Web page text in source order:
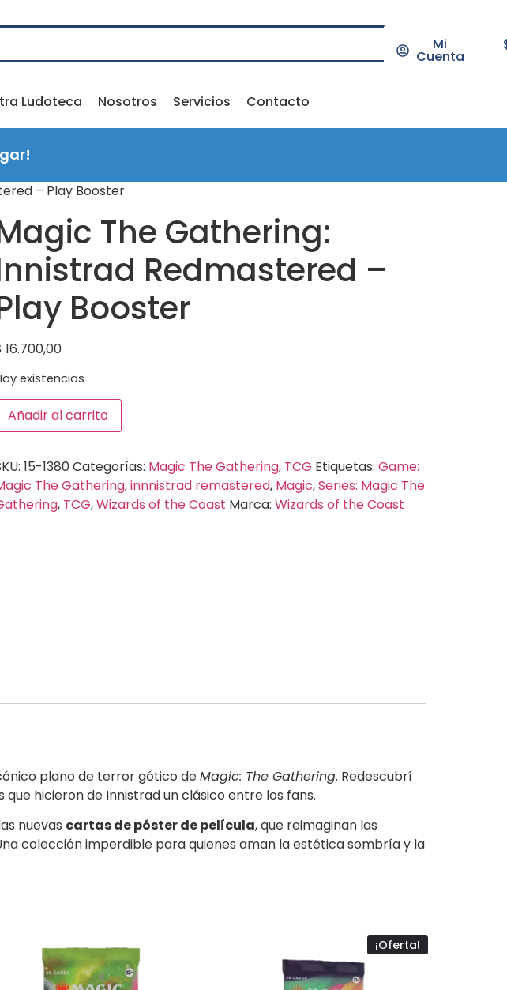
Mi
Cuenta
Ludoteca Nosotros Servicios Contacto
– Play Booster
The Gathering:
Redmastered –
Booster
16.700,00
existencias
Añadir al carrito
15-1380Categorías: Magic The Gathering, TCG Etiquetas: Game:
The Gathering,innnistrad remastered, Magic,Series: Magic The
, TCG,Wizards of the Coast Marca: Wizards of the Coast
plano de terror gótico deMagic: The Gathering. Redescubrí
hicieron de Innistrad un clásico entre los fans.
nuevas cartas de póster de película, que reimaginan las
colección imperdible para quienes aman la estética sombría y la
¡Oferta!